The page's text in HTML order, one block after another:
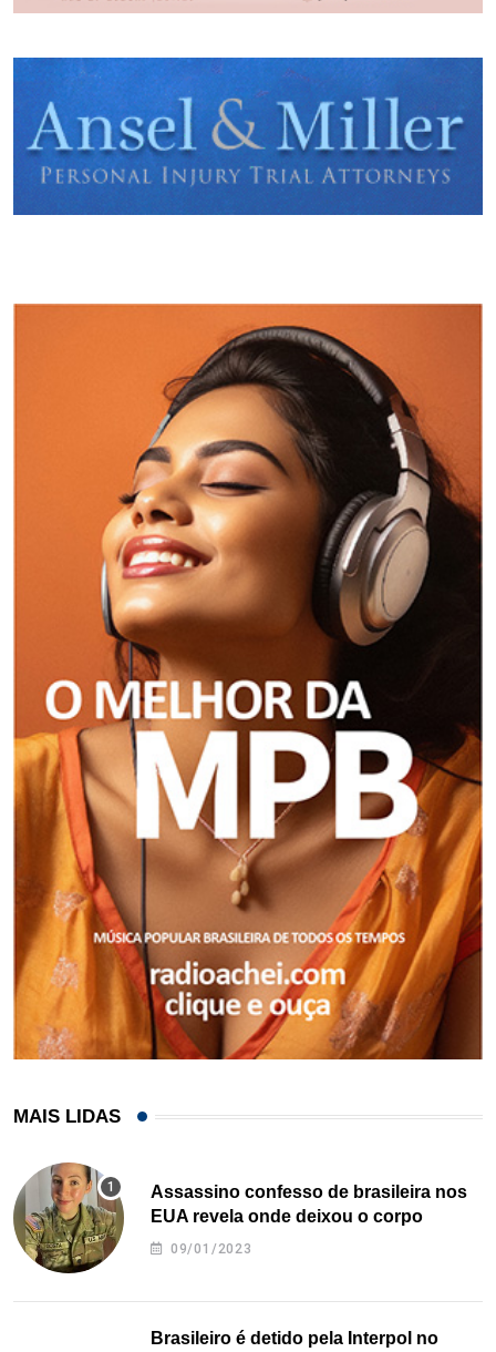
MAIS LIDAS
Assassino confesso de brasileira nos
EUA revela onde deixou o corpo
09/01/2023
Brasileiro é detido pela Interpol no